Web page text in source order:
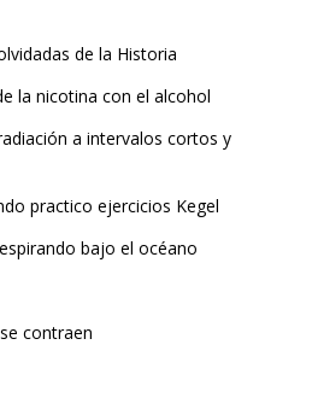
de la Historia
la nicotina con el alcohol
a intervalos cortos y
practico ejercicios Kegel
bajo el océano
contraen